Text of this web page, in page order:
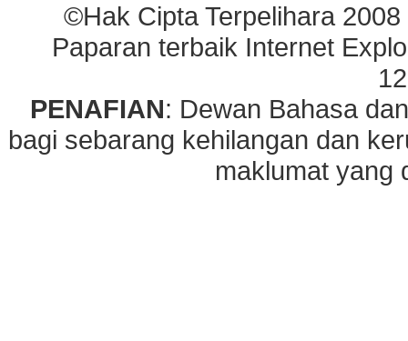
©Hak Cipta Terpelihara
Paparan terbaik Internet
PENAFIAN: Dewan Bahasa
bagi sebarang kehilangan dan
maklumat yang